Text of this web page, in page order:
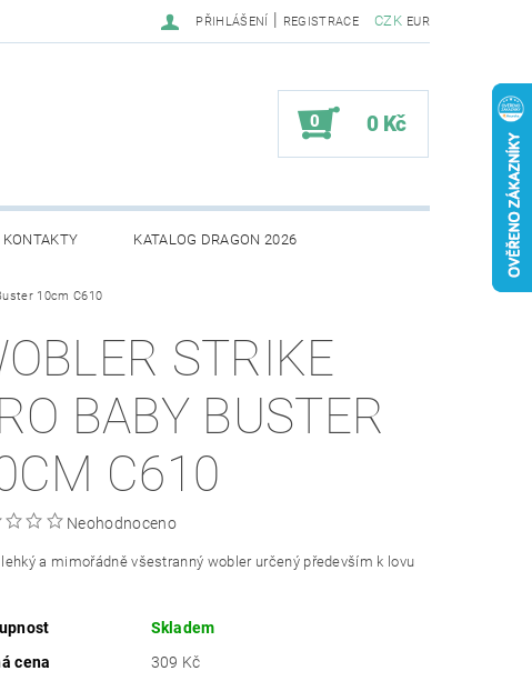
CZK EUR
PŘIHLÁŠENÍ | REGISTRACE
0 0 Kč
KONTAKTY KATALOG DRAGON 2026
10cm C610
STRIKE
BABY BUSTER
C610
Neohodnoceno
lehký a mimořádně všestranný wobler určený především k lovu
Skladem
cena
309 Kč